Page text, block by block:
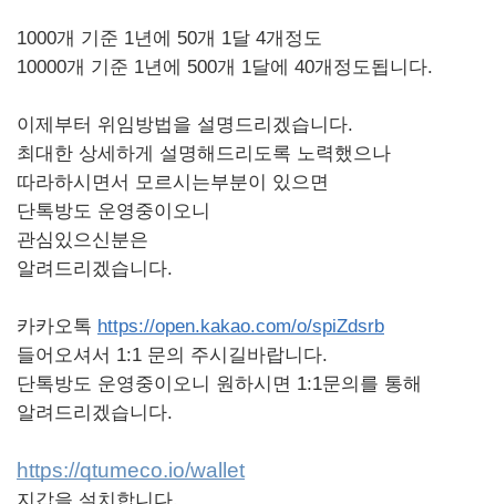
1000개 기준 1년에 50개 1달 4개정도
10000개 기준 1년에 500개 1달에 40개정도됩니다.
이제부터 위임방법을 설명드리겠습니다.
최대한 상세하게 설명해드리도록 노력했으나
따라하시면서 모르시는부분이 있으면
단톡방도 운영중이오니
관심있으신분은
알려드리겠습니다.
카카오톡 https://open.kakao.com/o/spiZdsrb
들어오셔서 1:1 문의 주시길바랍니다.
단톡방도 운영중이오니 원하시면 1:1문의를 통해
알려드리겠습니다.
https://qtumeco.io/wallet